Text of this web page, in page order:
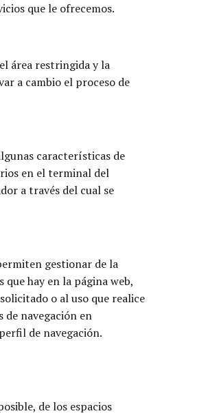
que le ofrecemos.
área restringida y la
a cambio el proceso de
características de
en el terminal del
a través del cual se
gestionar de la
hay en la página web,
o al uso que realice
de navegación en
de navegación.
de los espacios